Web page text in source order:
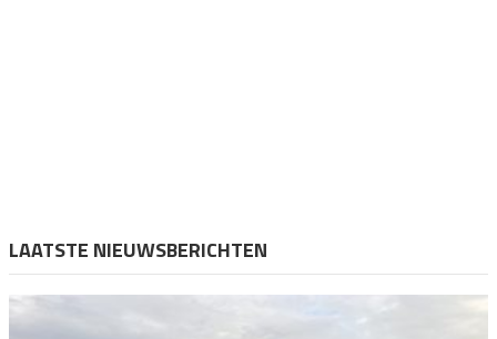
LAATSTE NIEUWSBERICHTEN